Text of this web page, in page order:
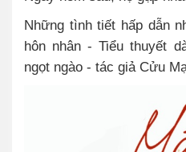
Những tình tiết hấp dẫn
hôn nhân - Tiểu thuyết
ngọt ngào - tác giả Cửu